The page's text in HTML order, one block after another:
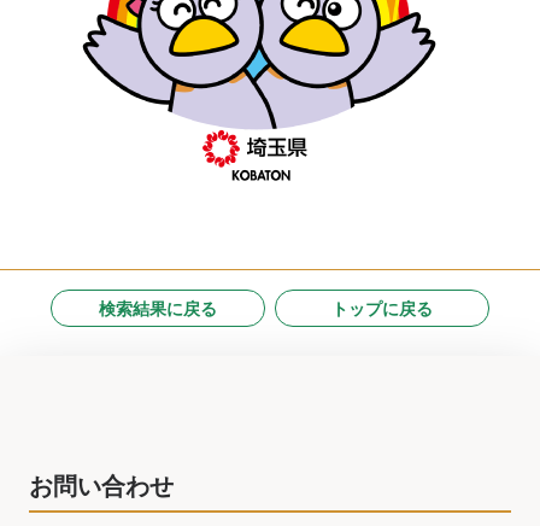
検索結果に戻る トップに戻る
お問い合わせ